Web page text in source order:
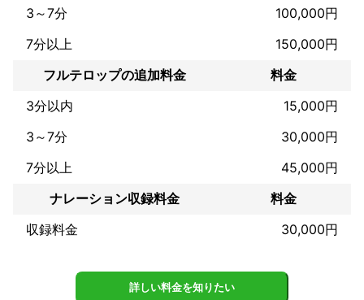
3～7分
100,000円
7分以上
150,000円
フルテロップの追加料金
料金
3分以内
15,000円
3～7分
30,000円
7分以上
45,000円
ナレーション収録料金
料金
収録料金
30,000円
詳しい料金を知りたい